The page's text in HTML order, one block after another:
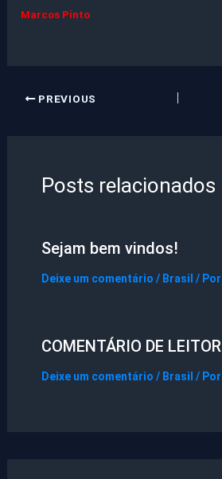
Marcos Pinto
PREVIOUS
Posts relacionados
Sejam bem vindos!
Deixe um comentário / Brasil / Por
COMENTÁRIO DE LEITOR
Deixe um comentário / Brasil / Por